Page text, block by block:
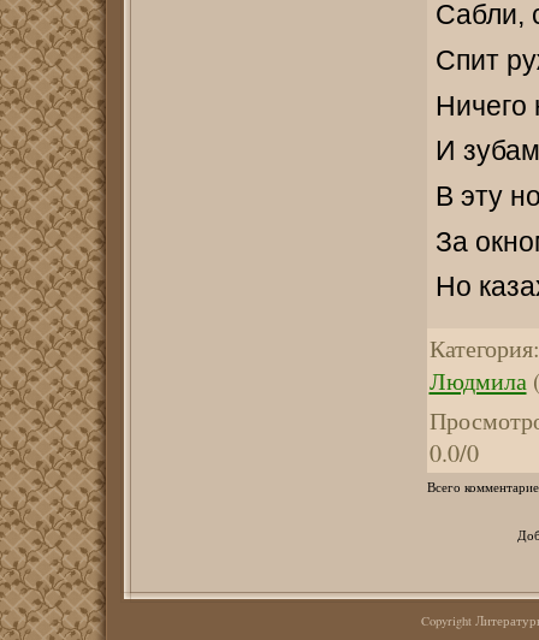
Сабли,
Спит
И
В эту
За
Но
Категория:
Людмила
0.0/0
Всего
Copyright